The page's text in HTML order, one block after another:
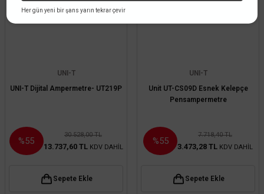
UNI-T
UNI-T Dijital Ampermetre- UT219P
%55
30.528,00 TL
13.737,60 TL KDV DAHİL
Sepete Ekle
UNI-T
Unit UT-CS09D Esnek Kelepçe
Pensampermetre
%55
7.718,40 TL
3.473,28 TL KDV DAHİL
Sepete Ekle
Her gün yeni bir şans yarın tekrar çevir